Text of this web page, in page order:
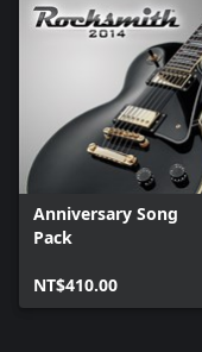
Anniversary Song
Pack
NT$410.00